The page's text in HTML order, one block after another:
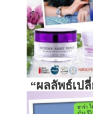
“ผลลัพธ์เป